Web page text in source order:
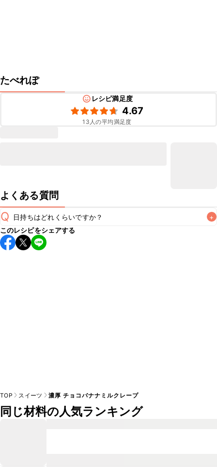
たべれぽ
レシピ満足度
4.67
13 人の平均満足度
よくある質問
Q 日持ちはどれくらいですか？ +
保存期間は冷蔵で当日中が目安です。なるべくお早めにお召
し上がりください。
このレシピをシェアする
TOP スイーツ 濃厚 チョコバナナミルクレープ
同じ材料の人気ランキング